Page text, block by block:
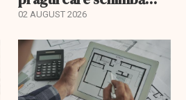
regimul fiscal
02 AUGUST 2026